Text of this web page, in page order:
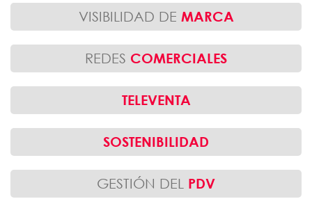
VISIBILIDAD DE MARCA
REDES COMERCIALES
TELEVENTA
SOSTENIBILIDAD
GESTIÓN DEL PDV